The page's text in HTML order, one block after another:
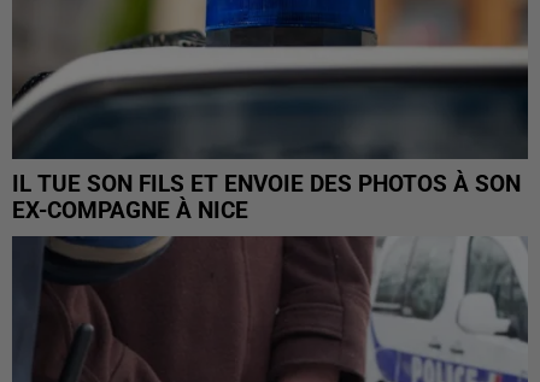
IL TUE SON FILS ET ENVOIE DES PHOTOS À SON
EX-COMPAGNE À NICE